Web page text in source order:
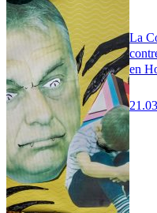
La
en